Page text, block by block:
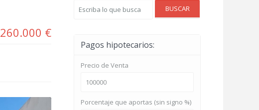
260.000 €
BUSCAR
Pagos hipotecarios:
Precio de Venta
Porcentaje que aportas (sin signo %)